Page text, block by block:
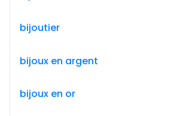
bijoutier
bijoux en argent
bijoux en or